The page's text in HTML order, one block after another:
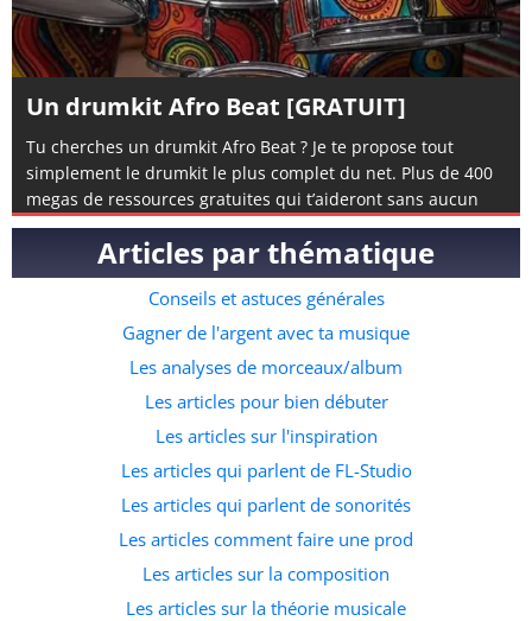
Un drumkit Afro Beat [GRATUIT]
Tu cherches un drumkit Afro Beat ? Je te propose tout
simplement le drumkit le plus complet du net. Plus de 400
megas de ressources gratuites qui t’aideront sans aucun
doute à composer de l’afro beat. Si tu n’en a encore jamais
composé, tu peux également visionner mon tuto complet
disponible ici. Le pack contient des éléments de rythmes
specifiques à l’afro beat, mais aussi des instruments, des
fichiers midis et même quelques accapelas et loops prête à
l’emploi. C’est de loin la meilleure ressource pour ceux qui
souhaitent commencer à faire des prods dans ce genre
musicale. A quelle adresse veux tu recevoir le pack ?
Articles par thématique
Conseils et astuces générales
Gagner de l'argent avec ta musique
Les analyses de morceaux/album
Les articles pour bien débuter
Les articles sur l'inspiration
Les articles qui parlent de FL-Studio
Les articles qui parlent de sonorités
Les articles comment faire une prod
Les articles sur la composition
Les articles sur la théorie musicale